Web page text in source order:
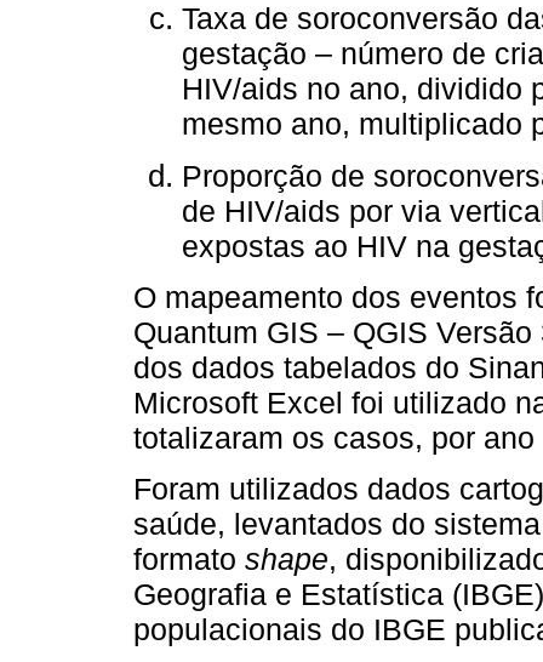
Taxa de soroconversão
gestação – número de
HIV/aids no ano, dividido
mesmo ano, multiplicado
Proporção de
de HIV/aids por via
expostas ao HIV na
O mapeamento dos eventos
Quantum GIS – QGIS
dos dados tabelados do
Microsoft Excel foi utilizado
totalizaram os casos, por
Foram utilizados dados
saúde, levantados do
formato shape,
Geografia e Estatística
populacionais do IBGE